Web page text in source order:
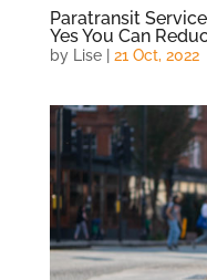
Paratransit
Yes You Can
by Lise| 21 Oct, 2022